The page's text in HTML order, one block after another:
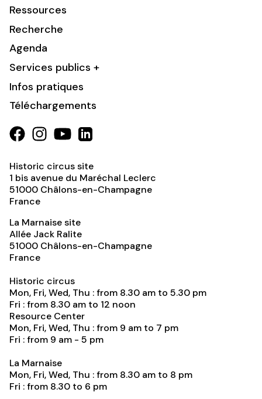
Ressources
Recherche
Agenda
Services publics +
Infos pratiques
Téléchargements
Historic circus site
1 bis avenue du Maréchal Leclerc
51000 Châlons-en-Champagne
France
La Marnaise site
Allée Jack Ralite
51000 Châlons-en-Champagne
France
Historic circus
Mon, Fri, Wed, Thu : from 8.30 am to 5.30 pm
Fri : from 8.30 am to 12 noon
Resource Center
Mon, Fri, Wed, Thu : from 9 am to 7 pm
Fri : from 9 am - 5 pm
La Marnaise
Mon, Fri, Wed, Thu : from 8.30 am to 8 pm
Fri : from 8.30 to 6 pm